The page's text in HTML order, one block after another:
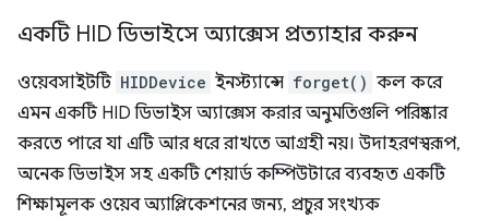
একটি HID ডিভাইসে অ্যাক্সেস প্রত্যাহার করুন
ওয়েবসাইটটি HIDDevice ইনস্ট্যান্সে forget() কল করে
এমন একটি HID ডিভাইস অ্যাক্সেস করার অনুমতিগুলি পরিষ্কার
করতে পারে যা এটি আর ধরে রাখতে আগ্রহী নয়। উদাহরণস্বরূপ,
অনেক ডিভাইস সহ একটি শেয়ার্ড কম্পিউটারে ব্যবহৃত একটি
শিক্ষামূলক ওয়েব অ্যাপ্লিকেশনের জন্য, প্রচুর সংখ্যক